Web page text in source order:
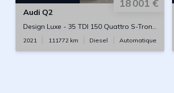
18 001 €
Audi Q2
Design Luxe - 35 TDI 150 Quattro S-Tronic7
2021 111772km Diesel Automatique